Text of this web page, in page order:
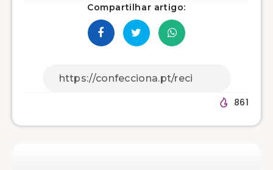
Compartilhar artigo:
861